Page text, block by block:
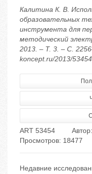
Калитина К. В.
образовательных
инструмента для
методический
2013. – Т. 3. – С.
koncept.ru/2013/
ART 53454 Автор:
Просмотров: 18477
Недавние